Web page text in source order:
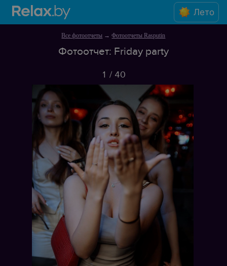
Лето
Все фотоотчеты →Фотоотчеты Rasputin
Фотоотчет: Friday party
1 / 40